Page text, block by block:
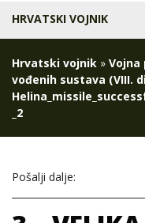
HRVATSKI VOJNIK
Hrvatski vojnik » Vojna
vođenih sustava (VIII.
_2
Pošalji dalje: